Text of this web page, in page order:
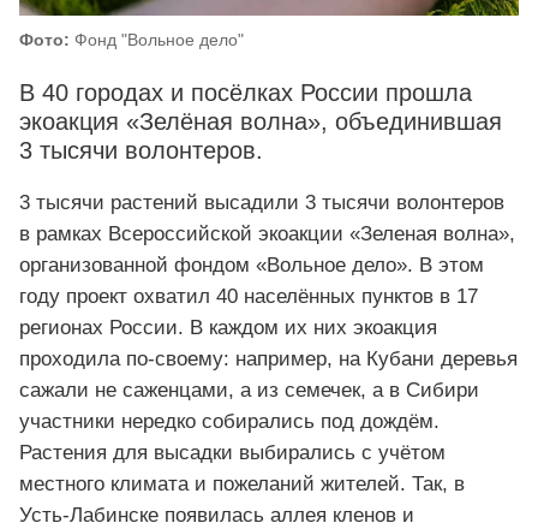
Фото: Фонд "Вольное дело"
В 40 городах и посёлках России прошла
экоакция «Зелёная волна», объединившая
3 тысячи волонтеров.
3 тысячи растений высадили 3 тысячи волонтеров
в рамках Всероссийской экоакции «Зеленая волна»,
организованной фондом «Вольное дело». В этом
году проект охватил 40 населённых пунктов в 17
регионах России. В каждом их них экоакция
проходила по-своему: например, на Кубани деревья
сажали не саженцами, а из семечек, а в Сибири
участники нередко собирались под дождём.
Растения для высадки выбирались с учётом
местного климата и пожеланий жителей. Так, в
Усть-Лабинске появилась аллея кленов и